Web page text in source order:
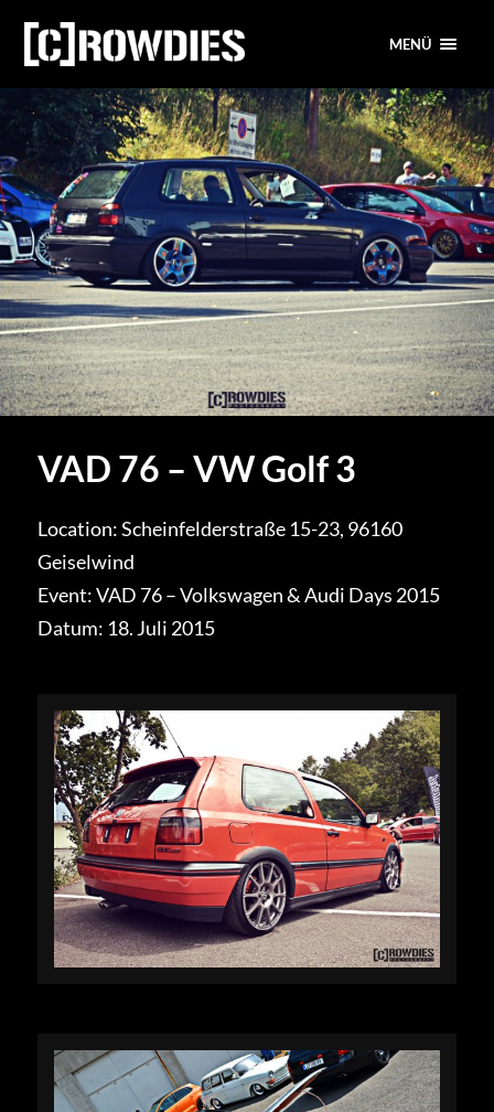
MENÜ
VAD 76 – VW Golf 3
Location: Scheinfelderstraße 15-23, 96160
Geiselwind
Event: VAD 76 – Volkswagen & Audi Days 2015
Datum: 18. Juli 2015